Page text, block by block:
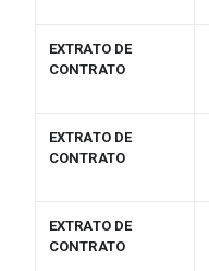
EXTRATO DE
CONTRATO
EXTRATO DE
CONTRATO
EXTRATO DE
CONTRATO